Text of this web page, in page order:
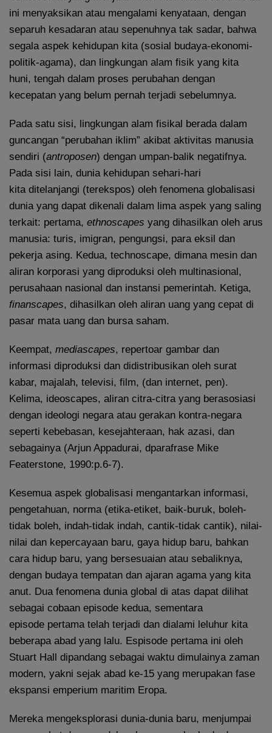
ini menyaksikan atau mengalami kenyataan, dengan
separuh kesadaran atau sepenuhnya tak sadar, bahwa
segala aspek kehidupan kita (sosial budaya-ekonomi-
politik-agama), dan lingkungan alam fisik yang kita
huni, tengah dalam proses perubahan dengan
kecepatan yang belum pernah terjadi sebelumnya.
Pada satu sisi, lingkungan alam fisikal berada dalam
guncangan “perubahan iklim” akibat aktivitas manusia
sendiri (antroposen) dengan umpan-balik negatifnya.
Pada sisi lain, dunia kehidupan sehari-hari
kita ditelanjangi (terekspos) oleh fenomena globalisasi
dunia yang dapat dikenali dalam lima aspek yang saling
terkait: pertama, ethnoscapes yang dihasilkan oleh arus
manusia: turis, imigran, pengungsi, para eksil dan
pekerja asing. Kedua, technoscape, dimana mesin dan
aliran korporasi yang diproduksi oleh multinasional,
perusahaan nasional dan instansi pemerintah. Ketiga,
finanscapes, dihasilkan oleh aliran uang yang cepat di
pasar mata uang dan bursa saham.
Keempat, mediascapes, repertoar gambar dan
informasi diproduksi dan didistribusikan oleh surat
kabar, majalah, televisi, film, (dan internet, pen).
Kelima, ideoscapes, aliran citra-citra yang berasosiasi
dengan ideologi negara atau gerakan kontra-negara
seperti kebebasan, kesejahteraan, hak azasi, dan
sebagainya (Arjun Appadurai, dparafrase Mike
Featerstone, 1990:p.6-7).
Kesemua aspek globalisasi mengantarkan informasi,
pengetahuan, norma (etika-etiket, baik-buruk, boleh-
tidak boleh, indah-tidak indah, cantik-tidak cantik), nilai-
nilai dan kepercayaan baru, gaya hidup baru, bahkan
cara hidup baru, yang bersesuaian atau sebaliknya,
dengan budaya tempatan dan ajaran agama yang kita
anut. Dua fenomena dunia global di atas dapat dilihat
sebagai cobaan episode kedua, sementara
episode pertama telah terjadi dan dialami leluhur kita
beberapa abad yang lalu. Espisode pertama ini oleh
Stuart Hall dipandang sebagai waktu dimulainya zaman
modern, yakni sejak abad ke-15 yang merupakan fase
ekspansi emperium maritim Eropa.
Mereka mengeksplorasi dunia-dunia baru, menjumpai